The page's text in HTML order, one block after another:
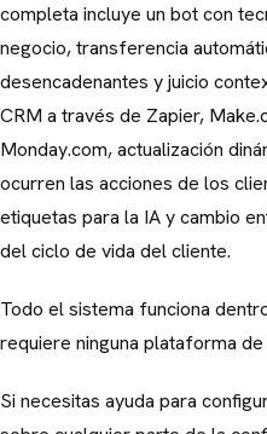
completa incluye un bot con
negocio, transferencia
desencadenantes y juicio
CRM a través de Zapier,
Monday.com, actualización
ocurren las acciones de los
etiquetas para la IA y cambio
del ciclo de vida del cliente.
Todo el sistema funciona
requiere ninguna plataforma de
Si necesitas ayuda para